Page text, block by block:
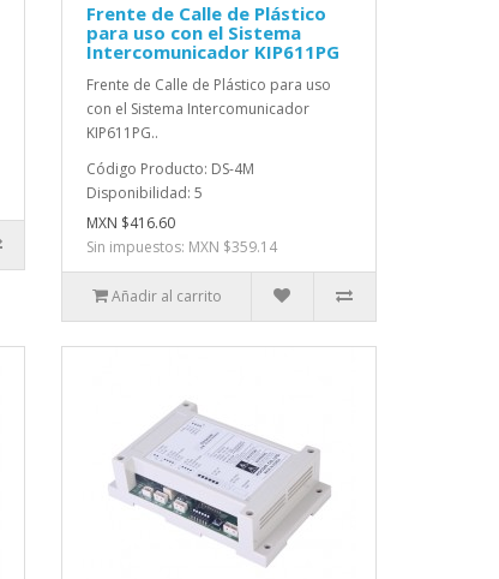
Frente de Calle de Plástico
para uso con el Sistema
Intercomunicador KIP611PG
Frente de Calle de Plástico para uso
con el Sistema Intercomunicador
KIP611PG..
Código Producto: DS-4M
Disponibilidad: 5
MXN $416.60
Sin impuestos: MXN $359.14
Añadir al carrito